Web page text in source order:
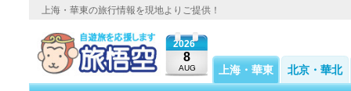
上海・華東の旅行情報を現地よりご提供！
2026
8
AUG 上海・華東 北京・華北